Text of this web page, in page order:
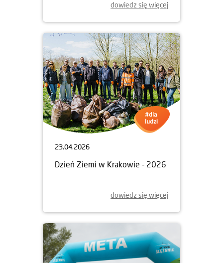
dowiedz się więcej
23.04.2026
Dzień Ziemi w Krakowie - 2026
dowiedz się więcej